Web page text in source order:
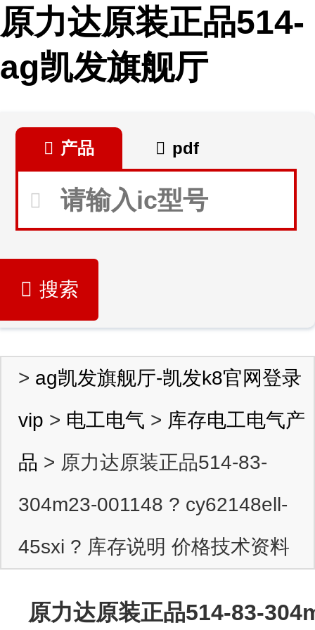
原力达原装正品514-
ag凯发旗舰厅
产品 pdf
搜索
> ag凯发旗舰厅-凯发k8官网登录
vip > 电工电气 > 库存电工电气产
品 > 原力达原装正品514-83-
304m23-001148 ? cy62148ell-
45sxi ? 库存说明 价格技术资料
原力达原装正品514-83-